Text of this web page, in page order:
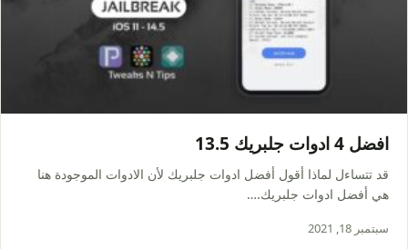
افضل 4 ادوات جلبريك 13.5
قد تتساءل لماذا أقول أفضل ادوات جلبريك لأن الادوات الموجودة هنا
هي أفضل ادوات جلبريك.…
سبتمبر 18, 2021